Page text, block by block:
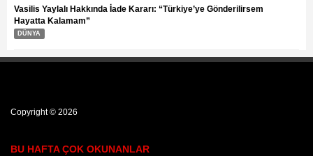
Vasilis Yaylalı Hakkında İade Kararı: “Türkiye’ye Gönderilirsem
Hayatta Kalamam”
DÜNYA
Copyright © 2026
BU HAFTA ÇOK OKUNANLAR